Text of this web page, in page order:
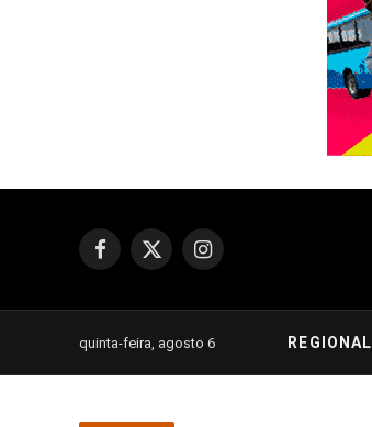
Facebook
X
Instagram
quinta-feira, agosto 6 REGIONAL